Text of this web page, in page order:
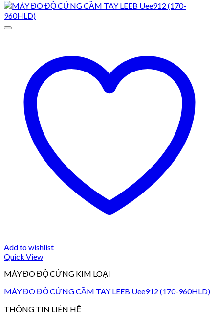
Add to wishlist
Quick View
MÁY ĐO ĐỘ CỨNG KIM LOẠI
MÁY ĐO ĐỘ CỨNG CẦM TAY LEEB Uee912 (170-960HLD)
THÔNG TIN LIÊN HỆ